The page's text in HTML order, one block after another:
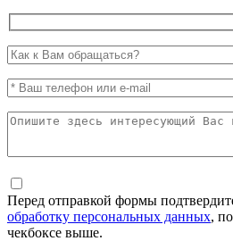
Перед отправкой формы
обработку персональных данных,
чекбоксе выше.